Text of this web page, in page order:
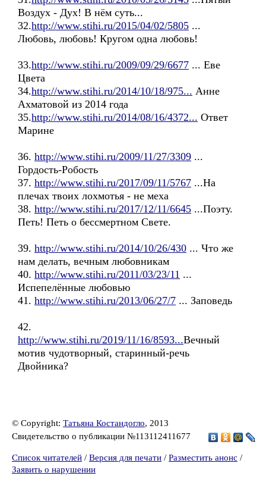
Воздух - Дух! В нём суть...
32.http://www.stihi.ru/2015/04/02/5805 ...
Любовь, любовь! Кругом одна любовь!
33.http://www.stihi.ru/2009/09/29/6677 ... Еве
Цвета
34.http://www.stihi.ru/2014/10/18/975... Анне
Ахматовой из 2014 года
35.http://www.stihi.ru/2014/08/16/4372... Ответ
Марине
36. http://www.stihi.ru/2009/11/27/3309 ...
Гордость-Робость
37. http://www.stihi.ru/2017/09/11/5767 ...На
плечах твоих лохмотья - не меха
38. http://www.stihi.ru/2017/12/11/6645 ...Поэту.
Петь! Петь о бессмертном Свете.
39. http://www.stihi.ru/2014/10/26/430 ... Что же
нам делать, вечным любовникам
40. http://www.stihi.ru/2011/03/23/11 ...
Испепелённые любовью
41. http://www.stihi.ru/2013/06/27/7 ... Заповедь
42.
http://www.stihi.ru/2019/11/16/8593...Вечный
мотив чудотворный, старинный-речь
Двойника?
© Copyright: Татьяна Костандогло, 2013
Свидетельство о публикации №113112411677
Список читателей / Версия для печати / Разместить анонс /
Заявить о нарушении